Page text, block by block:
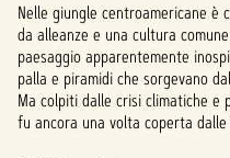
Nelle giungle centroamericane
da alleanze e una cultura
paesaggio apparentemente
palla e piramidi che sorgevano
Ma colpiti dalle crisi climatiche e
fu ancora una volta coperta